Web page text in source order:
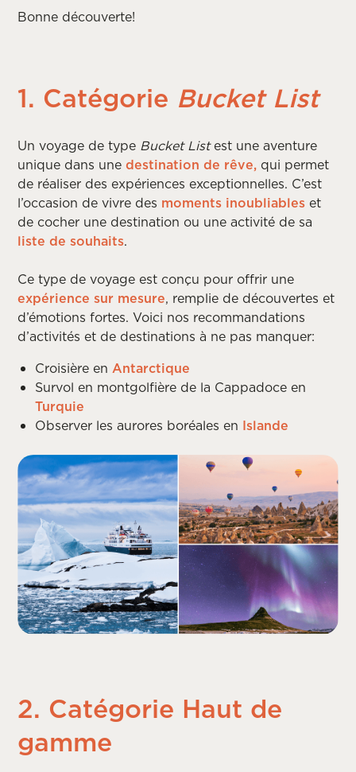
Bonne découverte!
1. Catégorie Bucket List
Un voyage de type Bucket Listest une aventure
unique dans une destination de rêve, qui permet
de réaliser des expériences exceptionnelles. C’est
l’occasion de vivre des moments inoubliables et
de cocher une destination ou une activité de sa
liste de souhaits.
Ce type de voyage est conçu pour offrir une
expérience sur mesure, remplie de découvertes et
d’émotions fortes. Voici nos recommandations
d’activités et de destinations à ne pas manquer:
Croisière enAntarctique
Survol en montgolfière de la Cappadoce en
Turquie
Observer les aurores boréales en Islande
2. Catégorie Haut de
gamme